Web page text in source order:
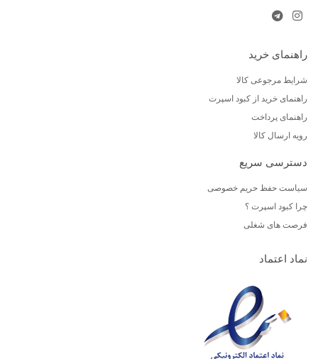
راهنمای خرید
شرایط مرجوعی کالا
راهنمای خرید از کبود اسپرت
راهنمای پرداخت
رویه ارسال کالا
دسترسی سریع
سیاست حفظ حریم خصوصی
چرا کبود اسپرت ؟
فرصت های شغلی
نماد اعتماد